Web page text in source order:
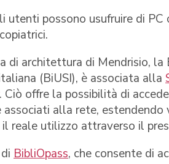
possono usufruire di PC
di architettura di Mendrisio,
(BiUSI), è associata alla
. Ciò offre la possibilità di
alla rete,
reale utilizzo attraverso il
BibliOpass, che consente di